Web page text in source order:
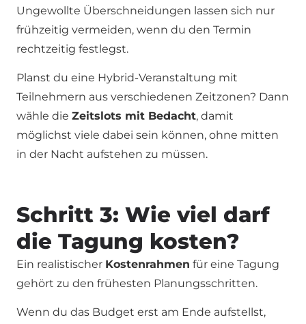
Ungewollte Überschneidungen lassen sich nur
frühzeitig vermeiden, wenn du den Termin
rechtzeitig festlegst.
Planst du eine Hybrid-Veranstaltung mit
Teilnehmern aus verschiedenen Zeitzonen? Dann
wähle die Zeitslots mit Bedacht, damit
möglichst viele dabei sein können, ohne mitten
in der Nacht aufstehen zu müssen.
Schritt 3: Wie viel darf
die Tagung kosten?
Ein realistischer Kostenrahmen für eine Tagung
gehört zu den frühesten Planungsschritten.
Wenn du das Budget erst am Ende aufstellst,